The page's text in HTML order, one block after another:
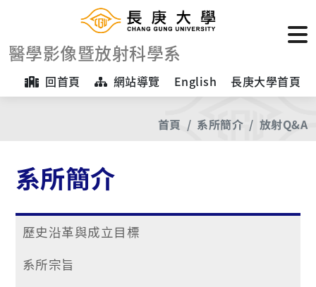
醫學影像暨放射科學系
回首頁 網站導覽 English 長庚大學首頁
首頁 系所簡介 放射Q&A
系所簡介
歷史沿革與成立目標
系所宗旨